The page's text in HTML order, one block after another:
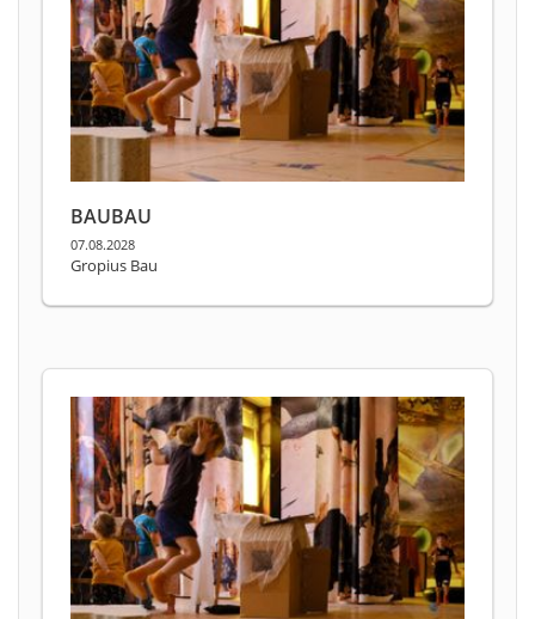
BAUBAU
07.08.2028
Gropius Bau